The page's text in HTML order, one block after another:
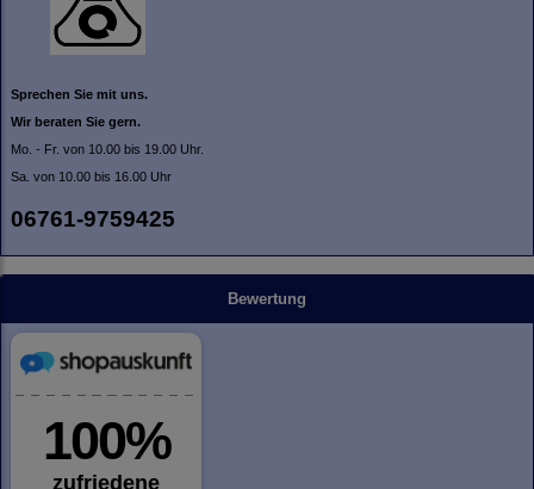
Sprechen Sie mit uns.
Wir beraten Sie gern.
Mo. - Fr. von 10.00 bis 19.00 Uhr.
Sa. von 10.00 bis 16.00 Uhr
06761-9759425
Bewertung